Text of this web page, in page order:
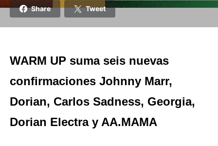
Share Tweet
WARM UP suma seis nuevas
confirmaciones Johnny Marr,
Dorian, Carlos Sadness, Georgia,
Dorian Electra y AA.MAMA